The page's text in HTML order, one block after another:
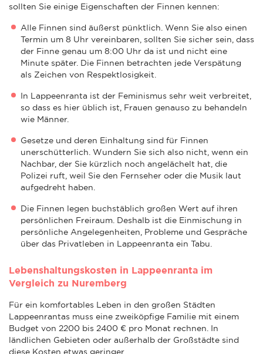
sollten Sie einige Eigenschaften der Finnen kennen:
Alle Finnen sind äußerst pünktlich. Wenn Sie also einen
Termin um 8 Uhr vereinbaren, sollten Sie sicher sein, dass
der Finne genau um 8:00 Uhr da ist und nicht eine
Minute später. Die Finnen betrachten jede Verspätung
als Zeichen von Respektlosigkeit.
In Lappeenranta ist der Feminismus sehr weit verbreitet,
so dass es hier üblich ist, Frauen genauso zu behandeln
wie Männer.
Gesetze und deren Einhaltung sind für Finnen
unerschütterlich. Wundern Sie sich also nicht, wenn ein
Nachbar, der Sie kürzlich noch angelächelt hat, die
Polizei ruft, weil Sie den Fernseher oder die Musik laut
aufgedreht haben.
Die Finnen legen buchstäblich großen Wert auf ihren
persönlichen Freiraum. Deshalb ist die Einmischung in
persönliche Angelegenheiten, Probleme und Gespräche
über das Privatleben in Lappeenranta ein Tabu.
Lebenshaltungskosten in Lappeenranta im
Vergleich zu Nuremberg
Für ein komfortables Leben in den großen Städten
Lappeenrantas muss eine zweiköpfige Familie mit einem
Budget von 2200 bis 2400 € pro Monat rechnen. In
ländlichen Gebieten oder außerhalb der Großstädte sind
diese Kosten etwas geringer.